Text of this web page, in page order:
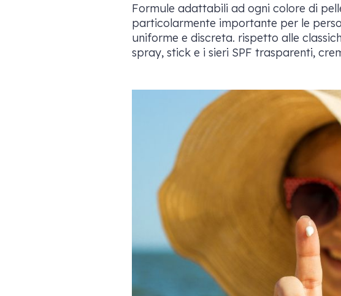
Formule adattabili ad ogni colore di
particolarmente importante per le
uniforme e discreta. rispetto alle
spray, stick e i sieri SPF trasparenti,